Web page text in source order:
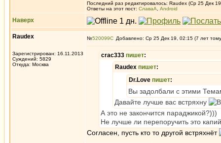
Последний раз редактировалось: Raudex (Ср 25 Дек
Ответы на этот пост: СлаваА Android
Наверх
Raudex
Зарегистрирован: 16.11.2013
Суждений: 5829
Откуда: Москва
№520099 Добавлено: Ср 25 Дек 19, 02:15 (7 лет
crac333 пишет:
Raudex пишет:
Dr.Love пишет:
Вы задолбали с этими
Давайте лучше вас встряхну
А это не закончится параджикой?)))
Не лучше ли перепоручить это
Согласен, пусть кто то другой встряхнёт